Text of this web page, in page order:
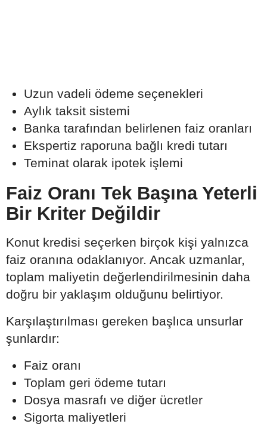
Uzun vadeli ödeme seçenekleri
Aylık taksit sistemi
Banka tarafından belirlenen faiz oranları
Ekspertiz raporuna bağlı kredi tutarı
Teminat olarak ipotek işlemi
Faiz Oranı Tek Başına Yeterli
Bir Kriter Değildir
Konut kredisi seçerken birçok kişi yalnızca
faiz oranına odaklanıyor. Ancak uzmanlar,
toplam maliyetin değerlendirilmesinin daha
doğru bir yaklaşım olduğunu belirtiyor.
Karşılaştırılması gereken başlıca unsurlar
şunlardır:
Faiz oranı
Toplam geri ödeme tutarı
Dosya masrafı ve diğer ücretler
Sigorta maliyetleri